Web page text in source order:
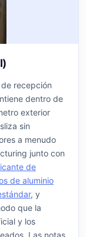
recepción
dentro de
exterior
sin
a menudo
junto con
de
de aluminio
, y
que la
y los